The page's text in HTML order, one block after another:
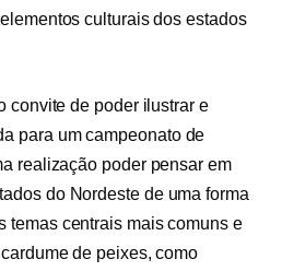
culturais dos estados
convite de poder ilustrar e
para um campeonato de
realização poder pensar em
do Nordeste de uma forma
temas centrais mais comuns e
de peixes, como